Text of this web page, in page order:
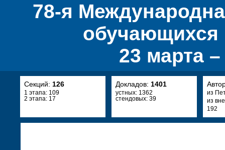
78-я
23 марта
Секций: 126
1 этапа: 109
2 этапа: 17
Докладов: 1401
устных: 1362
стендовых: 39
из
из
192